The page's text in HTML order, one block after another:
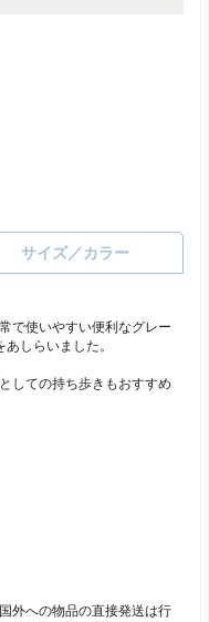
サイズ／カラー
で使いやすい便利なグレー
しらいました。
しての持ち歩きもおすすめ
外への物品の直接発送は行